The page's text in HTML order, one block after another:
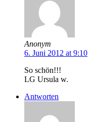
Anonym
6. Juni 2012 at 9:10
So schön!!!
LG Ursula w.
Antworten